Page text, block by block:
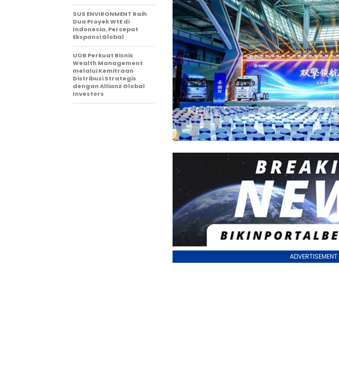
ADVERTISEMENT
SUS ENVIRONMENT Raih
Dua Proyek WtE di
Indonesia, Percepat
Ekspansi Global
UOB Perkuat Bisnis
Wealth Management
melalui Kemitraan
Distribusi Strategis
dengan Allianz Global
Investors